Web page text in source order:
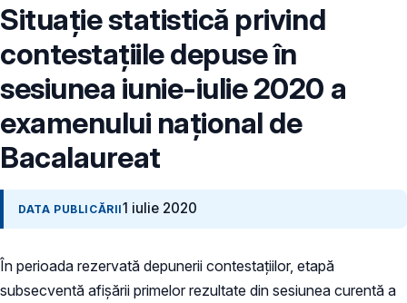
Situație statistică privind
contestațiile depuse în
sesiunea iunie-iulie 2020 a
examenului național de
Bacalaureat
DATA PUBLICĂRII1 iulie 2020
În perioada rezervată depunerii contestațiilor, etapă
subsecventă afișării primelor rezultate din sesiunea curentă a